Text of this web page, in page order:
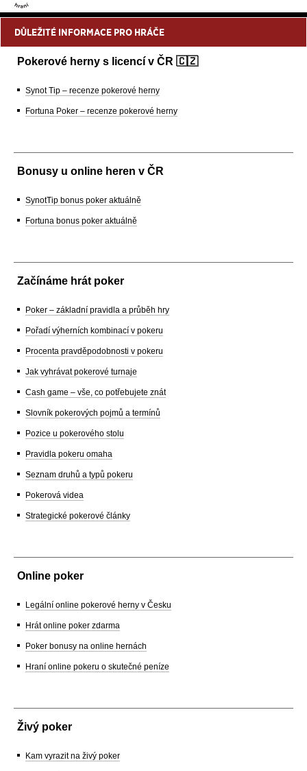
DŮLEŽITÉ INFORMACE PRO HRÁČE
Pokerové herny s licencí v ČR 🇨🇿
Synot Tip – recenze pokerové herny
Fortuna Poker – recenze pokerové herny
Bonusy u online heren v ČR
SynotTip bonus poker aktuálně
Fortuna bonus poker aktuálně
Začínáme hrát poker
Poker – základní pravidla a průběh hry
Pořadí výherních kombinací v pokeru
Procenta pravděpodobnosti v pokeru
Jak vyhrávat pokerové turnaje
Cash game – vše, co potřebujete znát
Slovník pokerových pojmů a termínů
Pozice u pokerového stolu
Pravidla pokeru omaha
Seznam druhů a typů pokeru
Pokerová videa
Strategické pokerové články
Online poker
Legální online pokerové herny v Česku
Hrát online poker zdarma
Poker bonusy na online hernách
Hraní online pokeru o skutečné peníze
Živý poker
Kam vyrazit na živý poker